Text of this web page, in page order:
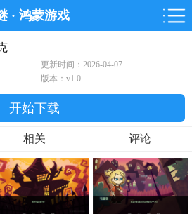
· 鸿蒙游戏
件
更新时间：2026-04-07
版本：v1.0
开始下载
相关 评论